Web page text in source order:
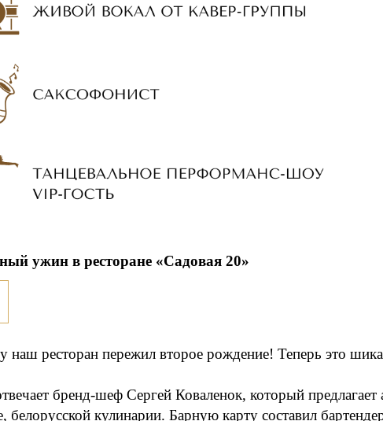
ужин в ресторане «Садовая 20»
наш ресторан пережил второе рождение! Теперь это
бренд-шеф Сергей Коваленок, который
белорусской кулинарии. Барную карту составил